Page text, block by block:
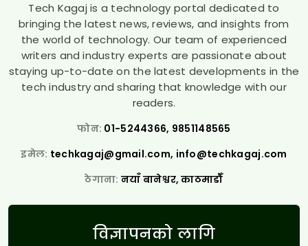
Tech Kagaj is a technology portal dedicated to
bringing the latest news, reviews, and insights from
the world of technology. Our team of experienced
writers and industry experts are passionate about
staying up-to-date on the latest developments in the
tech industry and sharing that knowledge with our
readers.
फोन: 01-5244366, 9851148565
इमेल: techkagaj@gmail.com, info@techkagaj.com
ठेगाना: नयाँ बानेश्वर, काठमाडौँ
विज्ञापनको लागि